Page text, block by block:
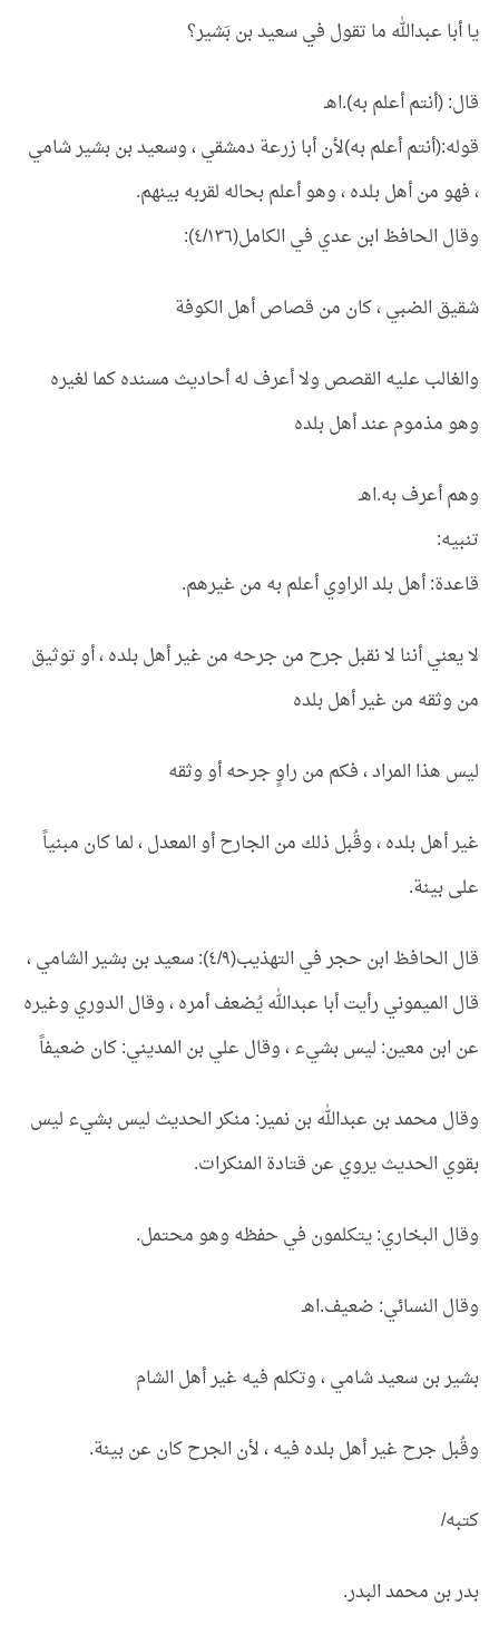
يا أبا عبدالله ما تقول في سعيد بن بَشير؟
قال: (أنتم أعلم به).اهـ
قوله:(أنتم أعلم به)لأن أبا زرعة دمشقي ، وسعيد بن بشير شامي
، فهو من أهل بلده ، وهو أعلم بحاله لقربه بينهم.
وقال الحافظ ابن عدي في الكامل(٤/١٣٦):
شقيق الضبي ، كان من قصاص أهل الكوفة
والغالب عليه القصص ولا أعرف له أحاديث مسنده كما لغيره
وهو مذموم عند أهل بلده
وهم أعرف به.اهـ
تنبيه:
قاعدة: أهل بلد الراوي أعلم به من غيرهم.
لا يعني أننا لا نقبل جرح من جرحه من غير أهل بلده ، أو توثيق
من وثقه من غير أهل بلده
ليس هذا المراد ، فكم من راوٍ جرحه أو وثقه
غير أهل بلده ، وقُبل ذلك من الجارح أو المعدل ، لما كان مبنياً
على بينة.
قال الحافظ ابن حجر في التهذيب(٤/٩): سعيد بن بشير الشامي ،
قال الميموني رأيت أبا عبدالله يُضعف أمره ، وقال الدوري وغيره
عن ابن معين: ليس بشيء ، وقال علي بن المديني: كان ضعيفاً
وقال محمد بن عبدالله بن نمير: منكر الحديث ليس بشيء ليس
بقوي الحديث يروي عن قتادة المنكرات.
وقال البخاري: يتكلمون في حفظه وهو محتمل.
وقال النسائي: ضعيف.اهـ
بشير بن سعيد شامي ، وتكلم فيه غير أهل الشام
وقُبل جرح غير أهل بلده فيه ، لأن الجرح كان عن بينة.
كتبه/
بدر بن محمد البدر.